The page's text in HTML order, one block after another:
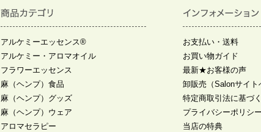
アルケミーエッセンス®
アルケミー・アロマオイル
フラワーエッセンス
麻（ヘンプ）食品
麻（ヘンプ）グッズ
麻（ヘンプ）ウェア
アロマセラピー
お支払い・送料
お買い物ガイド
最新★お客様の声
卸販売（Salonサイト
特定商取引法に基づ
プライバシーポリシー
当店の特典